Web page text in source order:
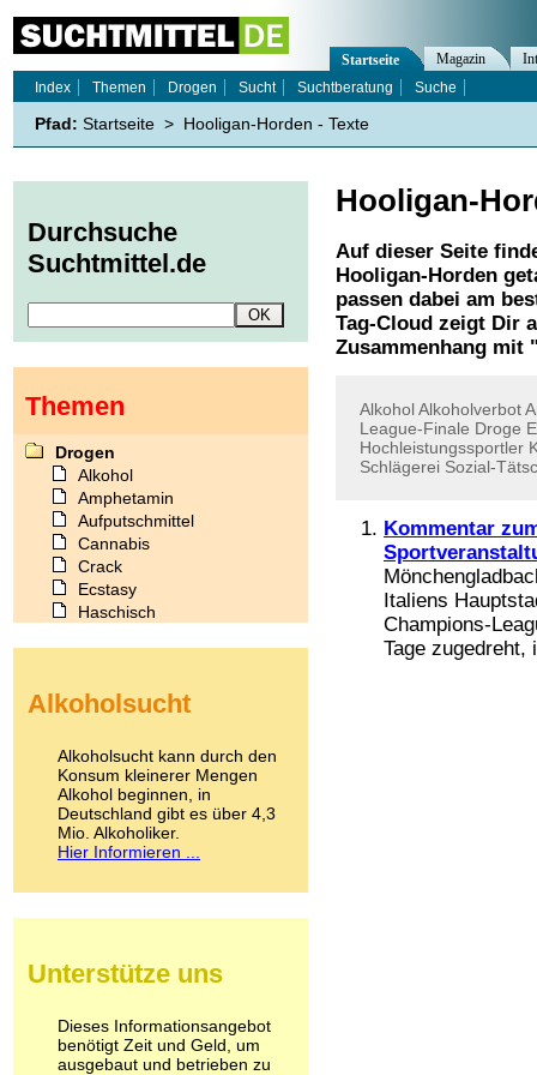
Hooligan-
Auf dieser Seite
Hooligan-Horden
passen dabei am
Tag-Cloud zeigt Dir
Zusammenhang mit
AlkoholAlkoholverbot
League-Finale Droge
Hochleistungssportler
Schlägerei Sozial-
Kommentar
Italiens
Champions-
Tage
Startseite Magazin
Index
Themen Drogen Sucht Suchtberatung Suche
Pfad: Startseite > Hooligan-Horden - Texte
Durchsuche
Suchtmittel.de
Themen
Drogen
Alkohol
Amphetamin
Aufputschmittel
Cannabis
Crack
Ecstasy
Haschisch
Kokain
LSD
Marihuana
Medikamente
Meskalin
Metamphetamin
Methadon
Pilze
Psychopharmaka
Schlafmittel
Schmerzmittel
Alkoholsucht
Alkoholsucht kann durch den
Konsum kleinerer Mengen
Alkohol beginnen, in
Deutschland gibt es über 4,3
Mio. Alkoholiker.
Hier Informieren ...
Unterstütze uns
Dieses Informationsangebot
benötigt Zeit und Geld, um
ausgebaut und betrieben zu